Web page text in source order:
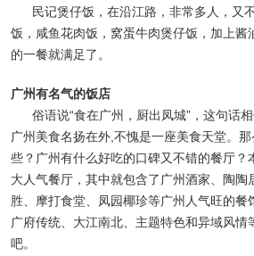
民记煲仔饭，在沿江路，非常多人，又
饭，咸鱼花肉饭，窝蛋牛肉煲仔饭，加上酱
的一餐就满足了。
广州有名气的饭店
俗语说“食在广州，厨出凤城”，这句话
广州美食名扬在外,不愧是一座美食天堂。
些？广州有什么好吃的口碑又不错的餐厅？
大人气餐厅，其中就包含了广州酒家、陶陶
胜、摩打食堂、凤园椰珍等广州人气旺的餐
广府传统、大江南北、主题特色和异域风情
吧。